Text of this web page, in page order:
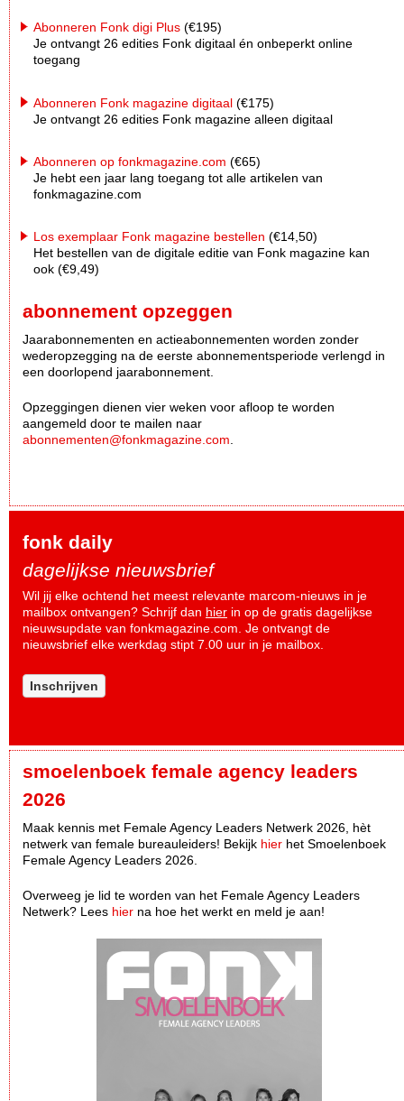
Abonneren Fonk digi Plus (€195)
Je ontvangt 26 edities Fonk digitaal én onbeperkt online
toegang
Abonneren Fonk magazine digitaal (€175)
Je ontvangt 26 edities Fonk magazine alleen digitaal
Abonneren op fonkmagazine.com (€65)
Je hebt een jaar lang toegang tot alle artikelen van
fonkmagazine.com
Los exemplaar Fonk magazine bestellen (€14,50)
Het bestellen van de digitale editie van Fonk magazine kan
ook (€9,49)
abonnement opzeggen
Jaarabonnementen en actieabonnementen worden zonder
wederopzegging na de eerste abonnementsperiode verlengd in
een doorlopend jaarabonnement.
Opzeggingen dienen vier weken voor afloop te worden
aangemeld door te mailen naar
abonnementen@fonkmagazine.com
fonk daily
dagelijkse nieuwsbrief
Wil jij elke ochtend het meest relevante marcom-nieuws in je
mailbox ontvangen? Schrijf dan hier in op de gratis dagelijkse
nieuwsupdate van fonkmagazine.com. Je ontvangt de
nieuwsbrief elke werkdag stipt 7.00 uur in je mailbox.
Inschrijven
smoelenboek female agency leaders
2026
Maak kennis met Female Agency Leaders Netwerk 2026, hèt
netwerk van female bureauleiders! Bekijk hier het Smoelenboek
Female Agency Leaders 2026.
Overweeg je lid te worden van het Female Agency Leaders
Netwerk? Lees hier na hoe het werkt en meld je aan!